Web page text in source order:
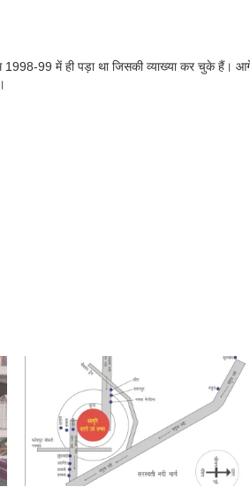
1998-99 में ही पड़ा था जिसकी व्याख्या कर चुके हैं।